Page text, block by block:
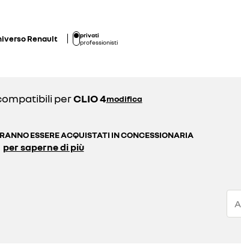
Renault
privati
professionisti
perCLIO 4modifica
ESSERE ACQUISTATI IN CONCESSIONARIA
per saperne di più